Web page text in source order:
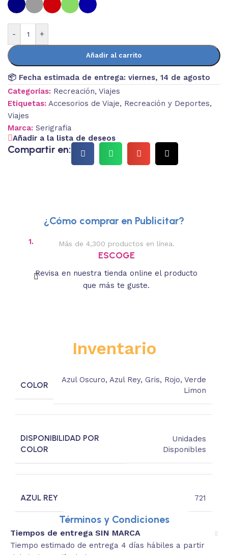
- +
Añadir al carrito
📦 Fecha estimada de entrega: viernes, 14 de agosto
Categorías: Recreación, Viajes
Etiquetas: Accesorios de Viaje, Recreación y Deportes,
Viajes
Marca: Serigrafia
Añadir a la lista de deseos
Compartir en:
¿Cómo comprar en Publicitar?
1. Más de 4,300 productos en línea.
ESCOGE
Revisa en nuestra tienda online el producto
que más te guste.
Inventario
COLOR
Azul Oscuro,Azul Rey,Gris, Rojo,Verde
Limon
DISPONIBILIDAD POR
COLOR
Unidades
Disponibles
AZUL REY 721
Términos y Condiciones
Tiempos de entrega SIN MARCA
Tiempo estimado de entrega 4 días hábiles a partir